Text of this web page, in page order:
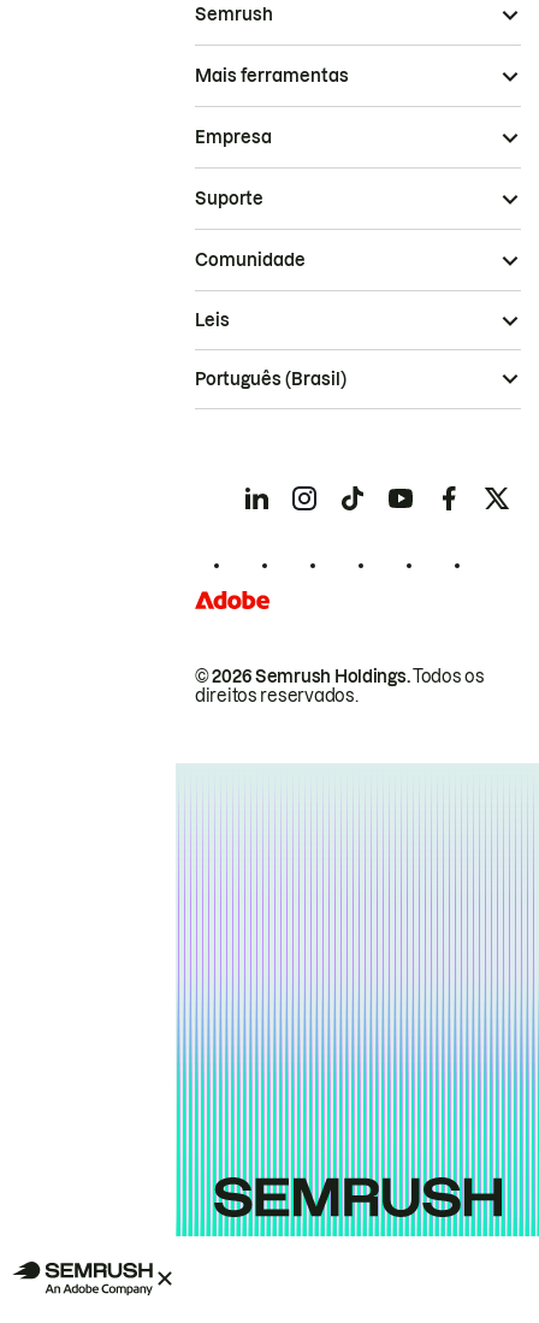
Semrush
Mais ferramentas
Empresa
Suporte
Comunidade
© 2026 Semrush Holdings.Todos os
direitos reservados.
Leis
Português (Brasil)